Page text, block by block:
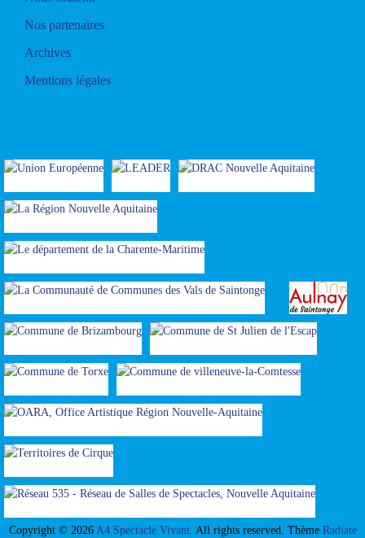
Nos partenaires
Archives
Mentions légales
Copyright © 2026 A4 Spectacle Vivant. All rights reserved. Thème Radiate